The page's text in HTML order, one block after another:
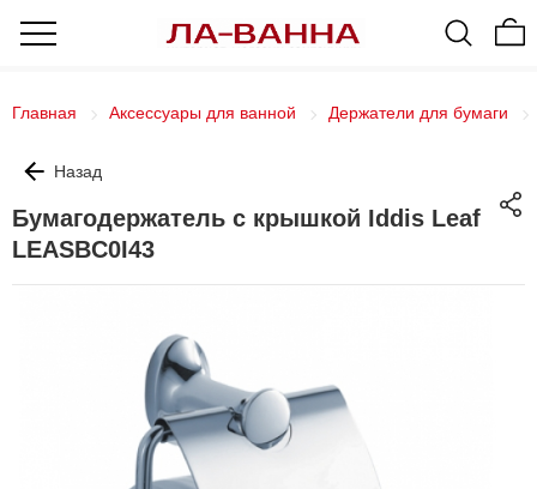
Главная Аксессуары для ванной Держатели для бумаги
Назад
Бумагодержатель с крышкой Iddis Leaf
LEASBC0I43